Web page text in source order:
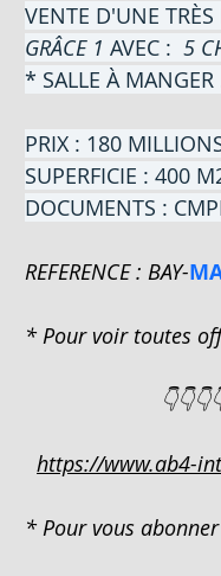
03 PIECES - EN
- EN VENTE - COTE
4 PIECES - EN
VENTE D'UNE
GRÂCE 1 AVEC : 5
* SALLE À MANGER
PRIX : 180
SUPERFICIE : 400
DOCUMENTS :
REFERENCE : BAY-
* Pour voir toutes
https://www.ab4-
* Pour vous